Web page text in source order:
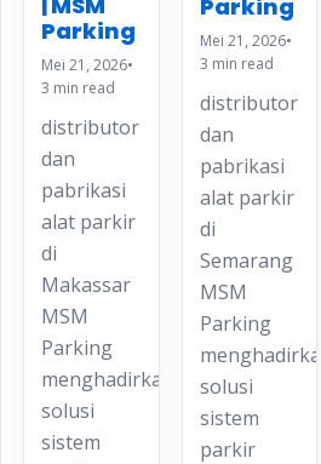
Parking
Mei 21, 2026•
3 min read
distributor
dan
pabrikasi
alat parkir
di
Makassar
MSM
Parking
menghadirkan
solusi
sistem
Parking
Mei 21, 2026•
3 min read
distributor
dan
pabrikasi
alat parkir
di
Semarang
MSM
Parking
menghadirkan
solusi
sistem
parkir